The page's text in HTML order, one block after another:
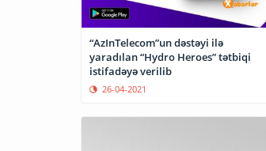
“AzInTelecom”un dəstəyi ilə
yaradılan “Hydro Heroes” tətbiqi
istifadəyə verilib
26-04-2021